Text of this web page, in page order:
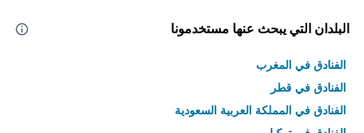
البلدان التي يبحث عنها مستخدمونا
الفنادق في المغرب
الفنادق في قطر
الفنادق في المملكة العربية السعودية